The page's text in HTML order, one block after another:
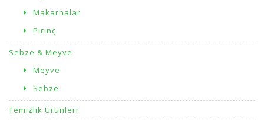
Makarnalar
Pirinç
Sebze & Meyve
Meyve
Sebze
Temizlik Ürünleri